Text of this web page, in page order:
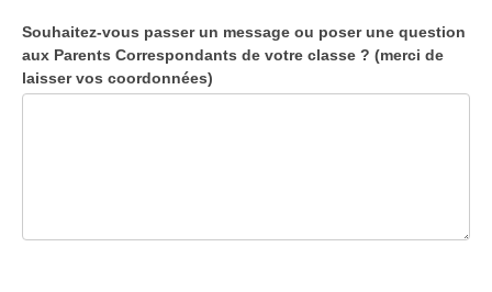
Souhaitez-vous passer un message ou poser une question
aux Parents Correspondants de votre classe ? (merci de
laisser vos coordonnées)